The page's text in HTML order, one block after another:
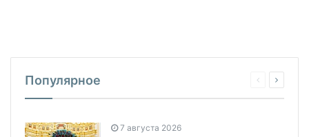
Популярное
7 августа 2026